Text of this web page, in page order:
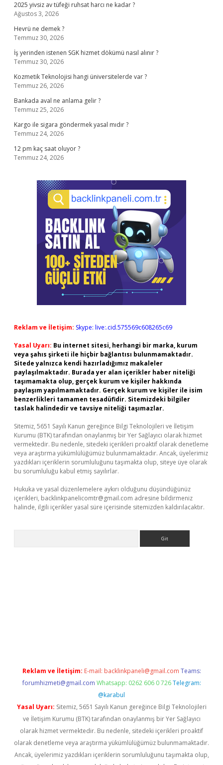
2025 yivsiz av tüfeği ruhsat harcı ne kadar ?
Ağustos 3, 2026
Hevrü ne demek ?
Temmuz 30, 2026
İş yerinden istenen SGK hizmet dökümü nasıl alınır ?
Temmuz 30, 2026
Kozmetik Teknolojisi hangi üniversitelerde var ?
Temmuz 26, 2026
Bankada aval ne anlama gelir ?
Temmuz 25, 2026
Kargo ile sigara göndermek yasal mıdır ?
Temmuz 24, 2026
12 pm kaç saat oluyor ?
Temmuz 24, 2026
Reklam ve İletişim: Skype: live:.cid.575569c608265c69
Yasal Uyarı: Bu internet sitesi, herhangi bir marka, kurum
veya şahıs şirketi ile hiçbir bağlantısı bulunmamaktadır.
Sitede yalnızca kendi hazırladığımız makaleler
paylaşılmaktadır. Burada yer alan içerikler haber niteliği
taşımamakta olup, gerçek kurum ve kişiler hakkında
paylaşım yapılmamaktadır. Gerçek kurum ve kişiler ile isim
benzerlikleri tamamen tesadüfidir. Sitemizdeki bilgiler
taslak halindedir ve tavsiye niteliği taşımazlar.
Sitemiz, 5651 Sayılı Kanun gereğince Bilgi Teknolojileri ve İletişim
Kurumu (BTK) tarafından onaylanmış bir Yer Sağlayıcı olarak hizmet
vermektedir. Bu nedenle, sitedeki içerikleri proaktif olarak denetleme
veya araştırma yükümlülüğümüz bulunmamaktadır. Ancak, üyelerimiz
yazdıkları içeriklerin sorumluluğunu taşımakta olup, siteye üye olarak
bu sorumluluğu kabul etmiş sayılırlar.
Hukuka ve yasal düzenlemelere aykırı olduğunu düşündüğünüz
içerikleri, backlinkpanelicomtr@gmail.com adresine bildirmeniz
halinde, ilgili içerikler yasal süre içerisinde sitemizden kaldırılacaktır.
Reklam ve İletişim: E-mail: backlinkpaneli@gmail.com Teams:
forumhizmeti@gmail.com Whatsapp: 0262 606 0 726 Telegram:
@karabul
Yasal Uyarı: Sitemiz, 5651 Sayılı Kanun gereğince Bilgi Teknolojileri
ve İletişim Kurumu (BTK) tarafından onaylanmış bir Yer Sağlayıcı
olarak hizmet vermektedir. Bu nedenle, sitedeki içerikleri proaktif
olarak denetleme veya araştırma yükümlülüğümüz bulunmamaktadır.
Ancak, üyelerimiz yazdıkları içeriklerin sorumluluğunu taşımakta olup,